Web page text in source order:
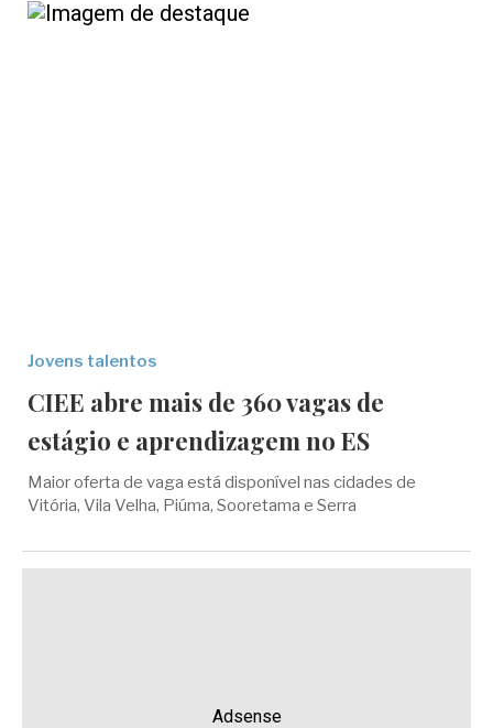
Jovens talentos
CIEE abre mais de 360 vagas de
estágio e aprendizagem no ES
Maior oferta de vaga está disponível nas cidades de
Vitória, Vila Velha, Piúma, Sooretama e Serra
Adsense